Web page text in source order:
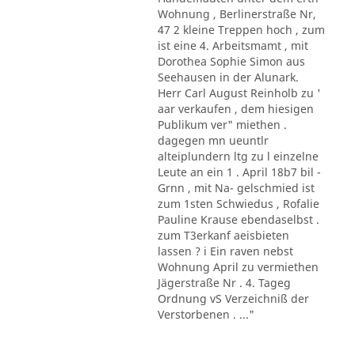
Wohnung , Berlinerstraße Nr,
47 2 kleine Treppen hoch , zum
ist eine 4. Arbeitsmamt , mit
Dorothea Sophie Simon aus
Seehausen in der Alunark.
Herr Carl August Reinholb zu '
aar verkaufen , dem hiesigen
Publikum ver" miethen .
dagegen mn ueuntlr
alteiplundern ltg zu l einzelne
Leute an ein 1 . April 18b7 bil -
Grnn , mit Na- gelschmied ist
zum 1sten Schwiedus , Rofalie
Pauline Krause ebendaselbst .
zum T3erkanf aeisbieten
lassen ? i Ein raven nebst
Wohnung April zu vermiethen
Jägerstraße Nr . 4. Tageg
Ordnung vS Verzeichniß der
Verstorbenen . ..."